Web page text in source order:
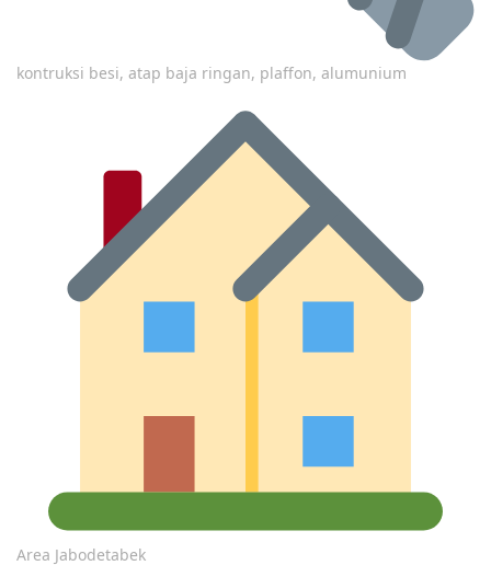
kontruksi besi, atap baja ringan, plaffon, alumunium
Area Jabodetabek